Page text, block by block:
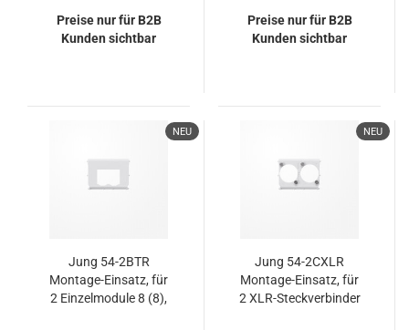
Preise nur für B2B
Kunden sichtbar
Preise nur für B2B
Kunden sichtbar
NEU
Jung 54-2BTR
Montage-Einsatz, für
2 Einzelmodule 8 (8),
NEU
Jung 54-2CXLR
Montage-Einsatz, für
2 XLR-Steckverbinder